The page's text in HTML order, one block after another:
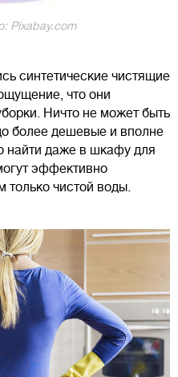
Pixabay.com
синтетические чистящие
что они
Ничто не может быть
более дешевые и вполне
найти даже в шкафу для
эффективно
только чистой воды.